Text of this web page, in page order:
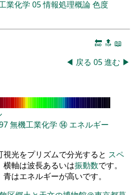
業化学 05情報処理概論色度
🔚 🔝 📖
◀ 戻る 05進む ▶
無機工業化学 ⑭ エネルギー
視光をプリズムで分光すると スペ
横軸は波長あるいは振動数です。
はエネルギーが高いです。